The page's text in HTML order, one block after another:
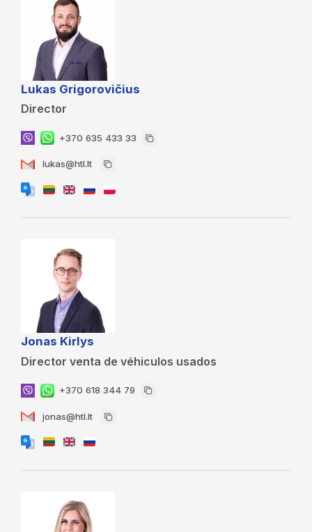
Lukas Grigorovičius
Director
+370 635 433 33
lukas@htl.lt
Jonas Kirlys
Director venta de véhiculos usados
+370 618 344 79
jonas@htl.lt